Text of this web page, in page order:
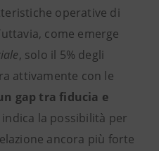
operative di
come emerge
, solo il 5% degli
attivamente con le
gap tra fiducia e
indica la possibilità per
ancora più forte